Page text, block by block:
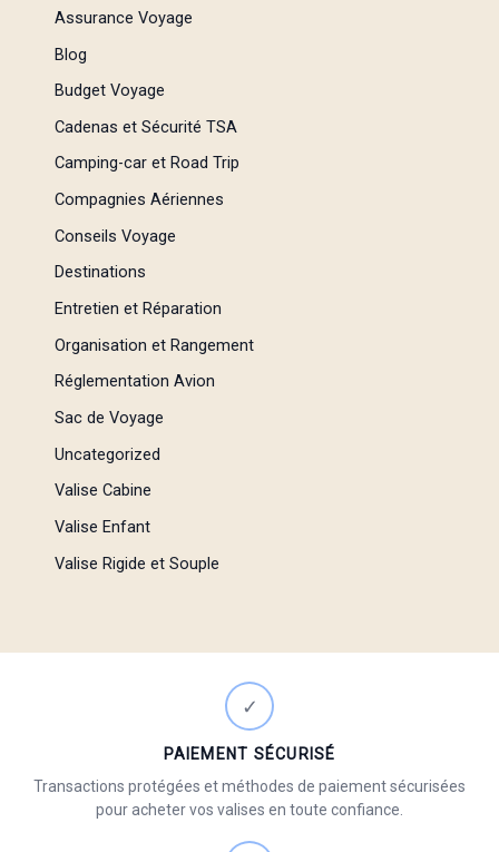
Assurance Voyage
Blog
Budget Voyage
Cadenas et Sécurité TSA
Camping-car et Road Trip
Compagnies Aériennes
Conseils Voyage
Destinations
Entretien et Réparation
Organisation et Rangement
Réglementation Avion
Sac de Voyage
Uncategorized
Valise Cabine
Valise Enfant
Valise Rigide et Souple
✓
PAIEMENT SÉCURISÉ
Transactions protégées et méthodes de paiement sécurisées
pour acheter vos valises en toute confiance.